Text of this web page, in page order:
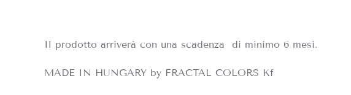
Il prodotto arriverà con una scadenza di minimo 6 mesi.
MADE IN HUNGARY by FRACTAL COLORS Kf